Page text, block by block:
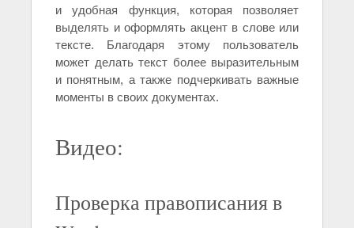
и удобная функция, которая позволяет
выделять и оформлять акцент в слове или
тексте. Благодаря этому пользователь
может делать текст более выразительным
и понятным, а также подчеркивать важные
моменты в своих документах.
Видео:
Проверка правописания в